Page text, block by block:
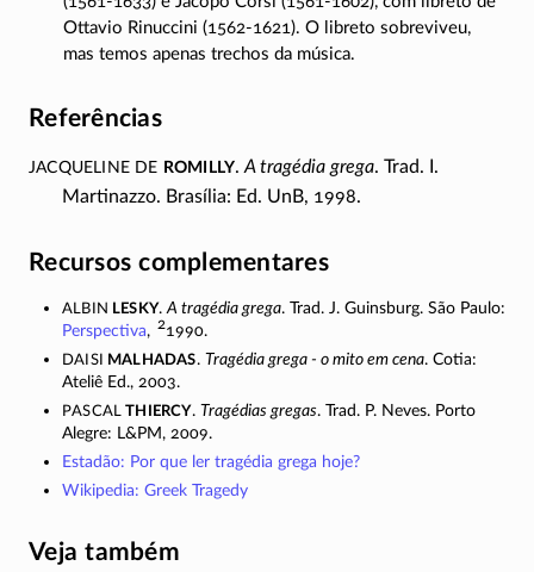
Ottavio Rinuccini (1562-1621). O libreto sobreviveu,
mas temos apenas trechos da música.
Referências
Jacqueline de Romilly.A tragédia grega. Trad. I.
Martinazzo. Brasília: Ed. UnB, 1998.
Recursos complementares
Albin Lesky. A tragédia grega. Trad. J. Guinsburg. São Paulo:
Perspectiva, 21990.
Daisi Malhadas. Tragédia grega - o mito em cena. Cotia:
Ateliê Ed., 2003.
PascalThiercy. Tragédias gregas. Trad. P. Neves. Porto
Alegre: L&PM, 2009.
Estadão: Por que ler tragédia grega hoje?
Wikipedia: Greek Tragedy
Veja também